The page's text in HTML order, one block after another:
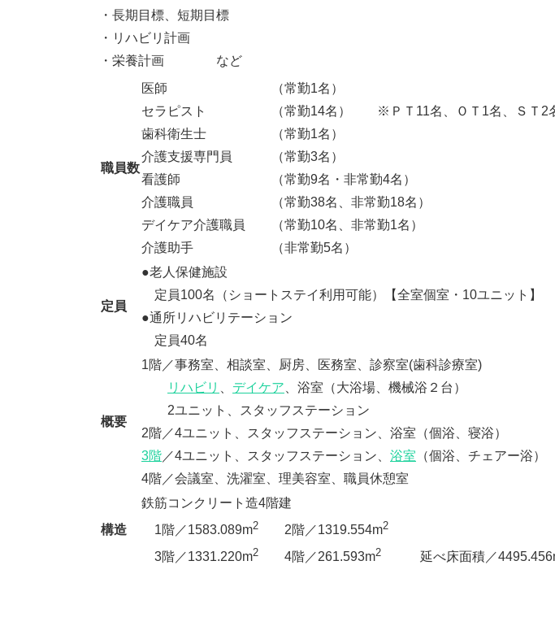
・長期目標、短期目標
・リハビリ計画
・栄養計画 など
職員数
医師 （常勤1名）
セラピスト （常勤14名） ※ＰＴ11名、ＯＴ1名、ＳＴ2
歯科衛生士 （常勤1名）
介護支援専門員 （常勤3名）
看護師 （常勤9名・非常勤4名）
介護職員 （常勤38名、非常勤18名）
デイケア介護職員 （常勤10名、非常勤1名）
介護助手 （非常勤5名）
定員
●老人保健施設
定員100名（ショートステイ利用可能）【全室個室・10ユニット】
●通所リハビリテーション
定員40名
概要
1階／事務室、相談室、厨房、医務室、診察室(歯科診療室)
リハビリ
デイケア 、浴室（大浴場、機械浴２台）
2ユニット、スタッフステーション
2階／4ユニット、スタッフステーション、浴室（個浴、寝浴）
3階 ／4ユニット、スタッフステーション、 浴室 （個浴、チェアー浴）
4階／会議室、洗濯室、理美容室、職員休憩室
構造
鉄筋コンクリート造4階建
1階／1583.089m2 2階／1319.554m2
3階／1331.220m2 4階／261.593m2 延べ床面積／